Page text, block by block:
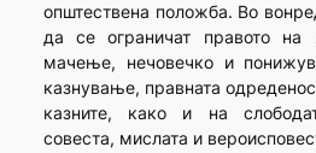
општествена положба. Во
да се ограничат правото на
мачење, нечовечко и
казнување, правната
казните, како и на
совеста, мислата и